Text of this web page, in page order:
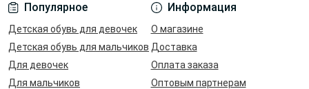
Популярное
Детская обувь для девочек
Детская обувь для мальчиков
Для девочек
Для мальчиков
Информация
О магазине
Доставка
Оплата заказа
Оптовым партнерам